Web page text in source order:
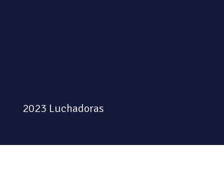
2023 Luchadoras